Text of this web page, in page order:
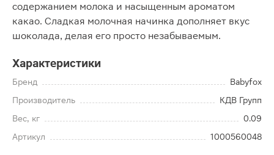
содержанием молока и насыщенным ароматом
какао. Сладкая молочная начинка дополняет вкус
шоколада, делая его просто незабываемым.
Характеристики
Бренд
Babyfox
Производитель
КДВ Групп
Вес, кг
0.09
Артикул
1000560048